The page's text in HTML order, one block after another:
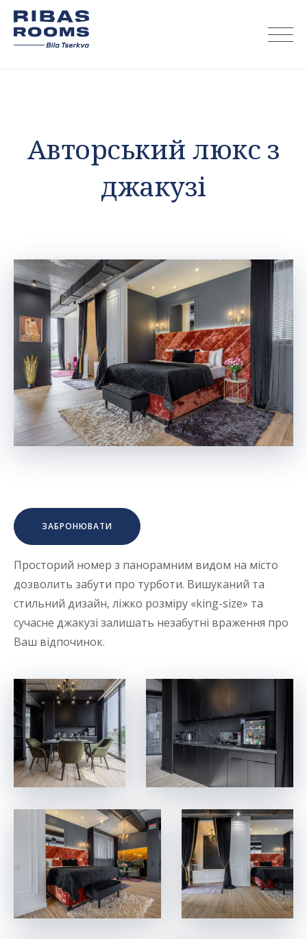
Skip
content
Авторський люкс з
джакузі
ЗАБРОНЮВАТИ
Просторий номер з панорамним видом на місто
дозволить забути про турботи. Вишуканий та
стильний дизайн, ліжко розміру «king-size» та
сучасне джакузі залишать незабутні враження про
Ваш відпочинок.